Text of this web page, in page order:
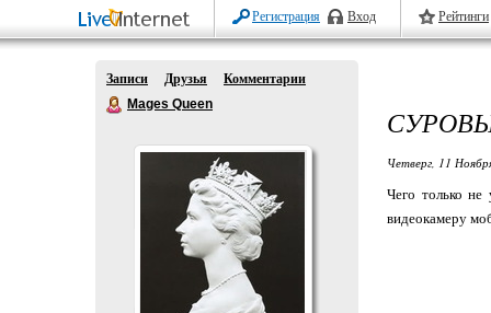
Регистрация Вход Рейтинги
Записи Друзья
Комментарии
Mages Queen
Четверг, 11
Чего только
видеокамеру